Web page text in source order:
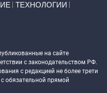
ТЕХНОЛОГИИ
на сайте
с законодательством РФ.
с редакцией не более трети
обязательной прямой